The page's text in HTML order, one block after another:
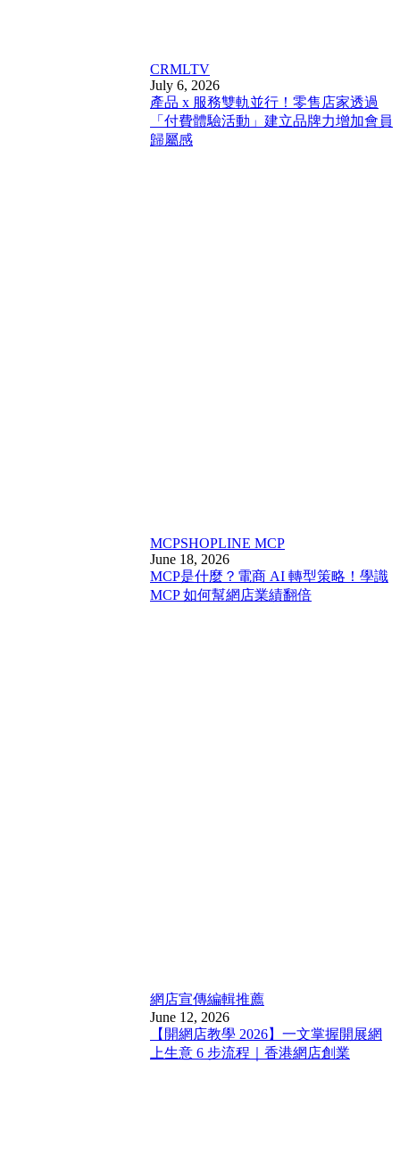
CRMLTV
July 6, 2026
產品 x 服務雙軌並行！零售店家透過
「付費體驗活動」建立品牌力增加會員
歸屬感
MCPSHOPLINE MCP
June 18, 2026
MCP是什麼？電商 AI 轉型策略！學識
MCP 如何幫網店業績翻倍
網店宣傳編輯推薦
June 12, 2026
【開網店教學 2026】一文掌握開展網
上生意 6 步流程｜香港網店創業